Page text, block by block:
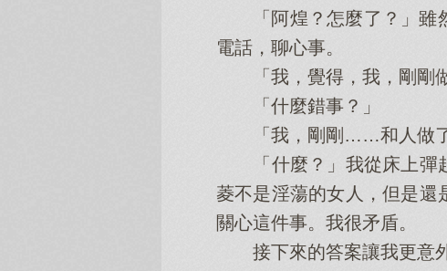
「阿煌？怎麼了？」雖然
電話，聊心事。
「我，覺得，我，剛剛做
「什麼錯事？」
「我，剛剛……和人做了
「什麼？」我從床上彈
菱不是淫蕩的女人，但是
關心這件事。我很矛盾。
接下來的答案讓我更意外